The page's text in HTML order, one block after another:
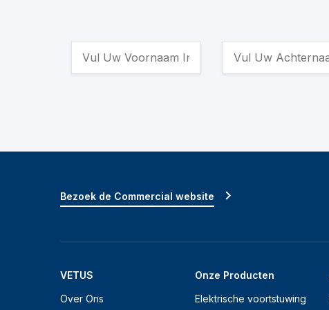
VETUS
Over Ons
Onze Producten
Elektrische voortstuwing
Bezoek de Commercial website